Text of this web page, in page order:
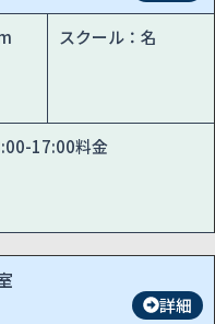
スクール：名
17:00料金
詳細